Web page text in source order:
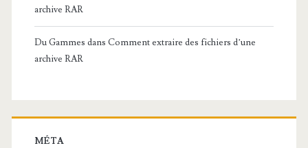
archive RAR
Du Gammes dans Comment extraire des fichiers d’une
archive RAR
MÉTA